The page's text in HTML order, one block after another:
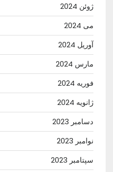
ژوئن 2024
می 2024
آوریل 2024
مارس 2024
فوریه 2024
ژانویه 2024
دسامبر 2023
نوامبر 2023
سپتامبر 2023